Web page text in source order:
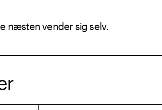
næsten vender sig selv.